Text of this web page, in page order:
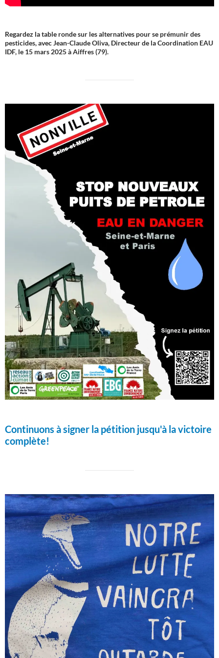
Regardez la table ronde sur les alternatives pour se prémunir des
pesticides, avec Jean-Claude Oliva, Directeur de la Coordination EAU
IDF, le 15 mars 2025 à Aiffres (79).
Continuons à signer la pétition jusqu'à la victoire
complète!